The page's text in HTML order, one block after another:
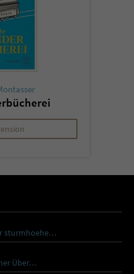
sturmhoehe…
Über…